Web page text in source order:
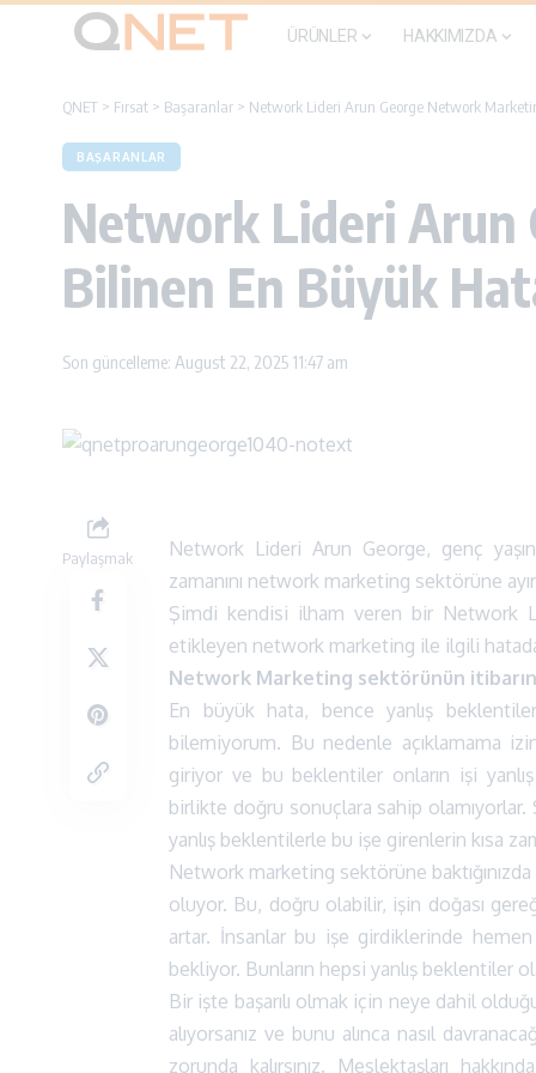
ÜRÜNLER HAKKIMIZDA
QNET > Fırsat > Başaranlar > Network Lideri Arun George Network
BAŞARANLAR
Network Lideri
Bilinen En Büyük
Son güncelleme: August 22, 2025 11:47 am
Paylaşmak
Network Lideri Arun George, genç
zamanını network marketing sektörüne
Şimdi kendisi ilham veren bir Network
etikleyen network marketing ile ilgili
Network Marketing sektörünün
En büyük hata, bence yanlış
bilemiyorum. Bu nedenle açıklamama
giriyor ve bu beklentiler onların işi
birlikte doğru sonuçlara sahip
yanlış beklentilerle bu işe girenlerin kısa
Network marketing sektörüne
oluyor. Bu, doğru olabilir, işin doğası gereği
artar. İnsanlar bu işe girdiklerinde hemen
bekliyor. Bunların hepsi yanlış beklentiler
Bir işte başarılı olmak için neye dahil
alıyorsanız ve bunu alınca nasıl
zorunda kalırsınız. Meslektaşları